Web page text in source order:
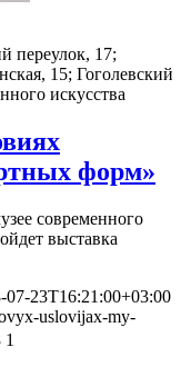
переулок, 17;
15; Гоголевский
искусства
форм»
современного
выставка
07-23T16:21:00+03:00
uslovijax-my-
1